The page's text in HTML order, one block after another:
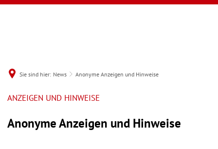
Sie sind hier: News Anonyme Anzeigen und Hinweise
ANZEIGEN UND HINWEISE
Anonyme Anzeigen und Hinweise